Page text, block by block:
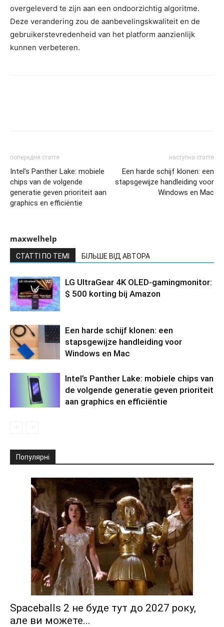
overgeleverd te zijn aan een ondoorzichtig algoritme.
Deze verandering zou de aanbevelingskwaliteit en de
gebruikerstevredenheid van het platform aanzienlijk
kunnen verbeteren.
попередня стаття
Intel’s Panther Lake: mobiele
chips van de volgende
generatie geven prioriteit aan
graphics en efficiëntie
наступна стаття
Een harde schijf klonen: een
stapsgewijze handleiding voor
Windows en Mac
maxwelhelp
СТАТТІ ПО ТЕМІ БІЛЬШЕ ВІД АВТОРА
LG UltraGear 4K OLED-gamingmonitor:
$ 500 korting bij Amazon
Een harde schijf klonen: een
stapsgewijze handleiding voor
Windows en Mac
Intel’s Panther Lake: mobiele chips van
de volgende generatie geven prioriteit
aan graphics en efficiëntie
Популярні
Spaceballs 2 не буде тут до 2027 року,
але ви можете...